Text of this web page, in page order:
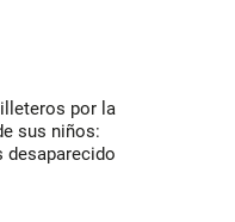
por la
sus niños:
desaparecido